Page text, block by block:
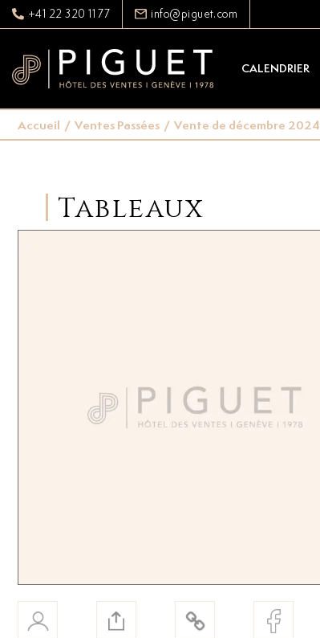
+41 22 320 11 77 info@piguet.com
CALENDRIER
Accueil / Ventes Passées / Vente de décembre 2024
Tableaux